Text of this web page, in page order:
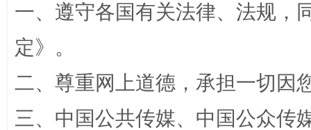
一、遵守各国有关法律、法规，
定》。
二、尊重网上道德，承担一切因
三、中国公共传媒、中国公众传